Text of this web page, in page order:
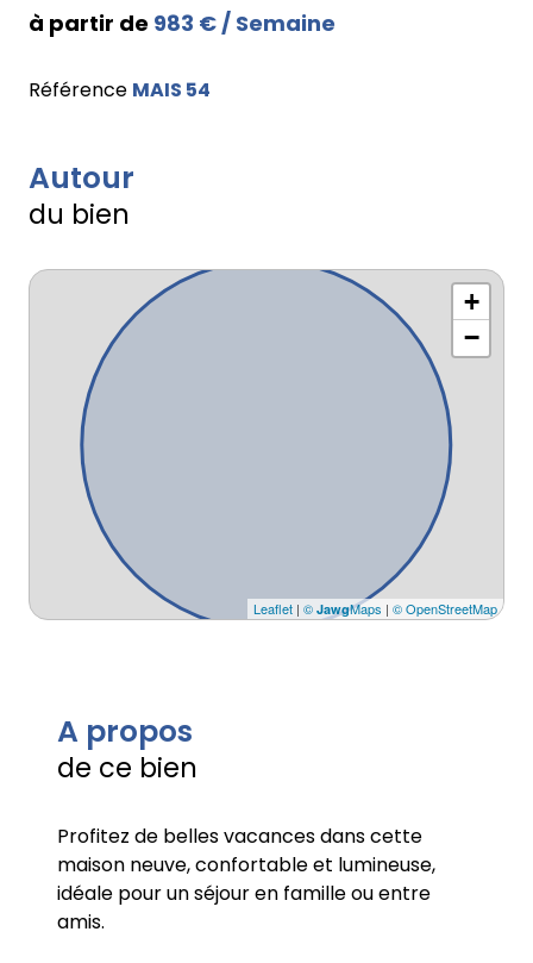
à partir de 983 € / Semaine
Référence MAIS 54
Autour
du bien
+
−
Leaflet | © JawgMaps | © OpenStreetMap
A propos
de ce bien
Profitez de belles vacances dans cette
maison neuve, confortable et lumineuse,
idéale pour un séjour en famille ou entre
amis.